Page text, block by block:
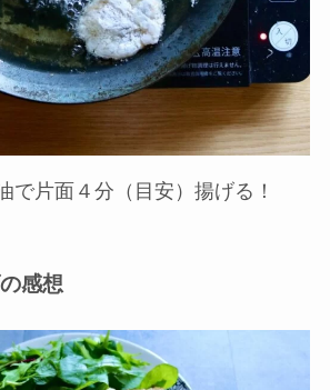
片面４分（目安）揚げる！
感想